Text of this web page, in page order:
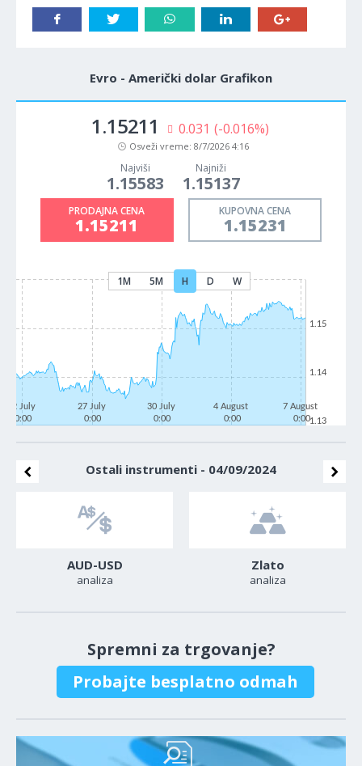
Evro - Američki dolar Grafikon
1.15211 0.031 (-0.016%)
Osveži vreme: 8/7/2026 4:16
Najviši
1.15583
Najniži
1.15137
PRODAJNA CENA
1.15211
KUPOVNA CENA
1.15231
1M 5M H D W
22 July
0:00
27 July
0:00
30 July
0:00
4 August
0:00
7 August
0:001.13
1.14
1.15
Ostali instrumenti - 04/09/2024
AUD-USD
analiza
Zlato
analiza
Spremni za trgovanje?
Probajte besplatno odmah